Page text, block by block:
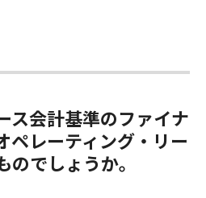
ス会計基準のファイナ
ペレーティング・リー
でしょうか。